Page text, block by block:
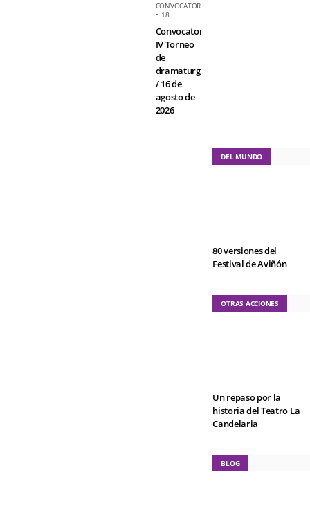
CONVOCATORIAS
• 18
Convocatoria
IV Torneo
de
dramaturgia
/ 16 de
agosto de
2026
DEL MUNDO
80 versiones del
Festival de Aviñón
OTRAS ACCIONES
Un repaso por la
historia del Teatro La
Candelaria
BLOG